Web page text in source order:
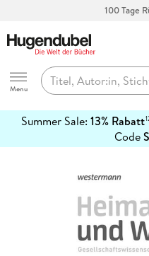
100 Tage
Hugendubel
Menu
Summer Sale: 13% Rabatt
Code
erfahren